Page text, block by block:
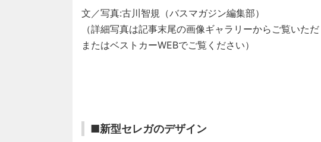
文／写真:古川智規（バスマガジン編集部）
（詳細写真は記事末尾の画像ギャラリーからご覧いた
またはベストカーWEBでご覧ください）
■新型セレガのデザイン